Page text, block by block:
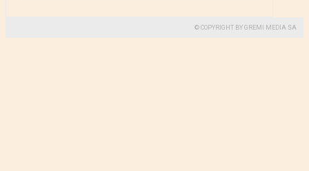
© COPYRIGHT BY GREMI MEDIA SA